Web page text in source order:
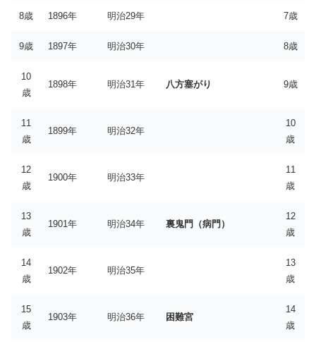
8歳 1896年 明治29年 7歳
9歳 1897年 明治30年 8歳
10
歳
1898年 明治31年 八方塞がり 9歳
11
歳
1899年 明治32年
10
歳
12
歳
1900年 明治33年
11
歳
13
歳
1901年 明治34年 裏鬼門（病門）
12
歳
14
歳
1902年 明治35年
13
歳
15
歳
1903年 明治36年 困難宮
14
歳